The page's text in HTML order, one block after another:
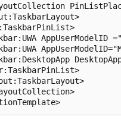
AppUserModelID